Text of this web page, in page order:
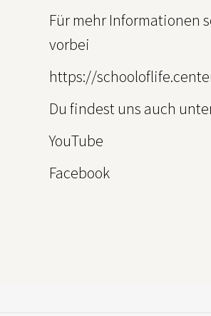
Für mehr Informationen
vorbei
https://
Du findest uns auch
YouTube
Facebook